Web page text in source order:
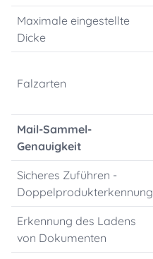
Maximale eingestellte
Dicke
Falzarten
Mail-Sammel-
Genauigkeit
Sicheres Zuführen -
Doppelprodukterkennung
Erkennung des Ladens
von Dokumenten